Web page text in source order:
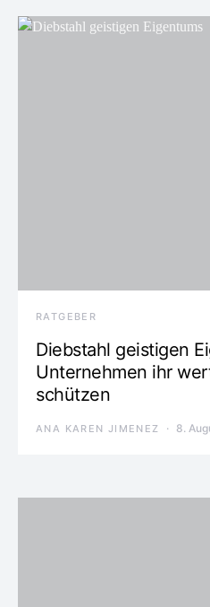
RATGEBER
Diebstahl geistigen
Unternehmen ihr
schützen
ANA KAREN JIMENEZ 8.